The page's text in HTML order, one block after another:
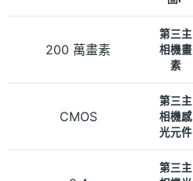
200 萬畫素
第三主
相機畫
素
CMOS
第三主
相機感
光元件
第三主